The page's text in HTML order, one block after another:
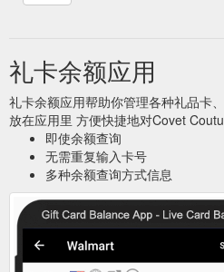
礼卡余额应用
礼卡余额应用帮助你管理各种礼品卡
放在应用里 方便快捷地对Covet
即使余额查询
无需重复输入卡号
多种余额查询方式信息